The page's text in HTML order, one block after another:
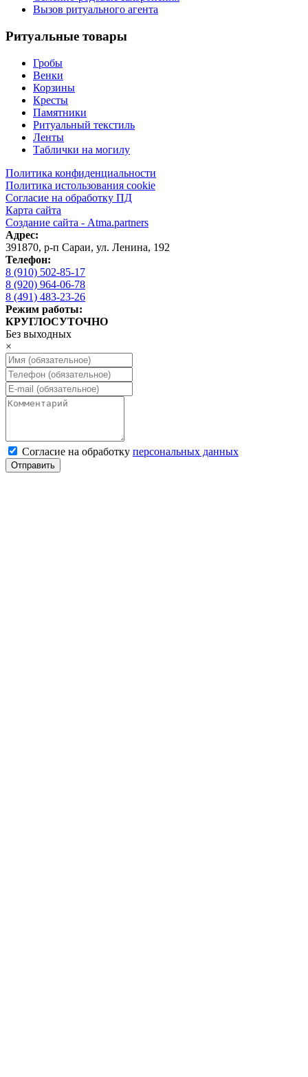
Вызов ритуального агента
Ритуальные товары
Гробы
Венки
Корзины
Кресты
Памятники
Ритуальный текстиль
Ленты
Таблички на могилу
Политика конфиденциальности
Политика истользования cookie
Согласие на обработку ПД
Карта сайта
Создание сайта - Atma.partners
Адрес:
391870, р-п Сараи, ул. Ленина, 192
Телефон:
8 (910) 502-85-17
8 (920) 964-06-78
8 (491) 483-23-26
Режим работы:
КРУГЛОСУТОЧНО
Без выходных
×
Cогласие на обработку персональных данных
Отправить